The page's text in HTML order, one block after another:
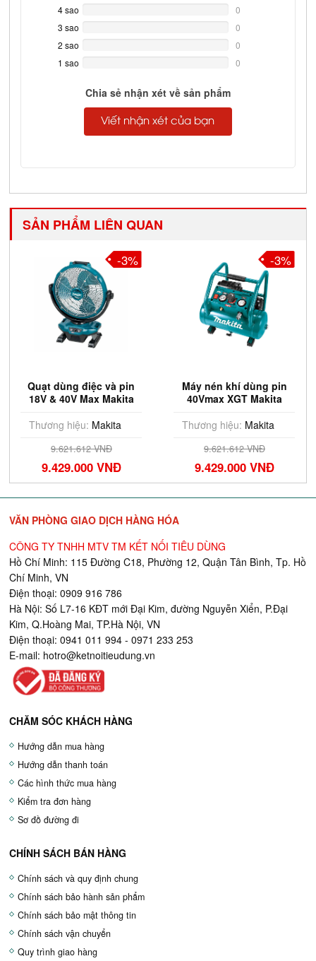
Complete
4 sao
Complete
0
3 sao
Complete
0
2 sao
Complete
0
1 sao
0
Chia sẻ nhận xét về sản phẩm
Viết nhận xét của bạn
SẢN PHẨM LIÊN QUAN
Quạt dùng điệc và pin
18V & 40V Max Makita
Sạc)
Thương hiệu: Makita
9.621.612 VNĐ
9.429.000 VNĐ
-3%
Máy nén khí dùng pin
40Vmax XGT Makita
Sạc)
Thương hiệu: Makita
9.621.612 VNĐ
9.429.000 VNĐ
-3%
VĂN PHÒNG GIAO DỊCH HÀNG HÓA
CÔNG TY TNHH MTV TM KẾT NỐI TIÊU DÙNG
Hồ Chí Minh: 115 Đường C18, Phường 12, Quận Tân Bình, Tp. Hồ
Chí Minh, VN
Điện thoại: 0909 916 786
Hà Nội: Số L7-16 KĐT mới Đại Kim, đường Nguyễn Xiển, P.Đại
Kim, Q.Hoàng Mai, TP.Hà Nội, VN
Điện thoại: 0941 011 994 - 0971 233 253
E-mail: hotro@ketnoitieudung.vn
CHĂM SÓC KHÁCH HÀNG
Hướng dẫn mua hàng
Hướng dẫn thanh toán
Các hình thức mua hàng
Kiểm tra đơn hàng
Sơ đồ đường đi
CHÍNH SÁCH BÁN HÀNG
Chính sách và quy định chung
Chính sách bảo hành sản phẩm
Chính sách bảo mật thông tin
Chính sách vận chuyển
Quy trình giao hàng